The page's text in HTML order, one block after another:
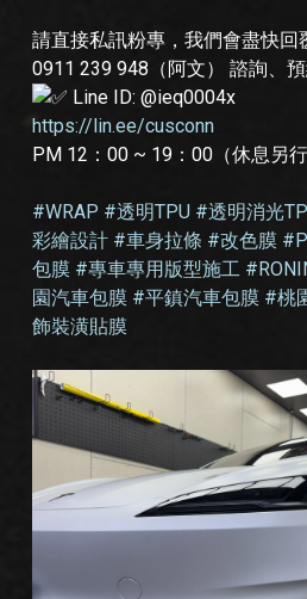
請直接私訊粉專，我們會盡快回
0911 239 948（阿文） 諮詢、
Line ID: @ieq0004x
https://lin.ee/cusconn
PM 12：00 ~ 19：00（休息另行
#WRAP #透明TPU #透明消光
彩繪設計 #車身拉條 #改色膜
包膜 #專車專用版型施工
園汽車包膜 #平鎮汽車包膜 #桃
飾裝潢貼膜